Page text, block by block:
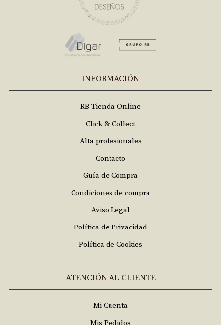
INFORMACIÓN
RB Tienda Online
Click & Collect
Alta profesionales
Contacto
Guía de Compra
Condiciones de compra
Aviso Legal
Política de Privacidad
Política de Cookies
ATENCIÓN AL CLIENTE
Mi Cuenta
Mis Pedidos